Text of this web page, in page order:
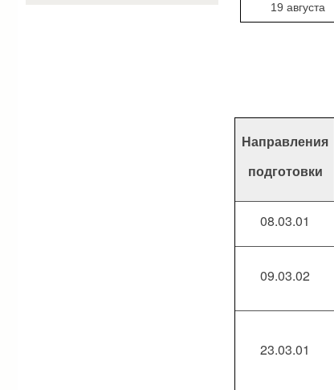
19 августа
Направления
подготовки
08.03.01
09.03.02
23.03.01